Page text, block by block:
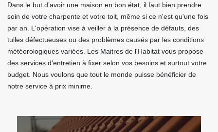
Dans le but d’avoir une maison en bon état, il faut bien prendre
soin de votre charpente et votre toit, même si ce n'est qu'une fois
par an. L'opération vise à veiller à la présence de défauts, des
tuiles défectueuses ou des problèmes causés par les conditions
météorologiques variées. Les Maitres de l'Habitat vous propose
des services d'entretien à fixer selon vos besoins et surtout votre
budget. Nous voulons que tout le monde puisse bénéficier de
notre service à prix minime.